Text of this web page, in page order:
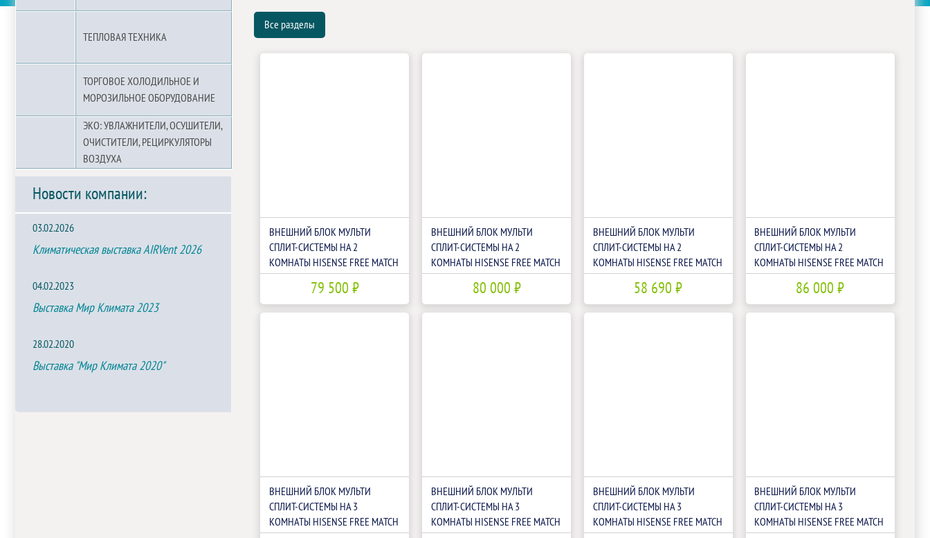
ТЕПЛОВАЯ ТЕХНИКА
ТОРГОВОЕ ХОЛОДИЛЬНОЕ И
МОРОЗИЛЬНОЕ ОБОРУДОВАНИЕ
ЭКО: УВЛАЖНИТЕЛИ, ОСУШИТЕЛИ,
ОЧИСТИТЕЛИ, РЕЦИРКУЛЯТОРЫ
ВОЗДУХА
Новости компании:
03.02.2026
Климатическая выставка AIRVent 2026
04.02.2023
Выставка Мир Климата 2023
28.02.2020
Выставка "Мир Климата 2020"
Все разделы
ВНЕШНИЙ БЛОК МУЛЬТИ
СПЛИТ-СИСТЕМЫ НА 2
КОМНАТЫ HISENSE FREE MATCH
AMW2-14U4RGC
79 500 ₽
ВНЕШНИЙ БЛОК МУЛЬТИ
СПЛИТ-СИСТЕМЫ НА 2
КОМНАТЫ HISENSE FREE MATCH
AMW2-14U4RGC LP
80 000 ₽
ВНЕШНИЙ БЛОК МУЛЬТИ
СПЛИТ-СИСТЕМЫ НА 2
КОМНАТЫ HISENSE FREE MATCH
AMW2-14U4SRE
58 690 ₽
ВНЕШНИЙ БЛОК МУЛЬТИ
СПЛИТ-СИСТЕМЫ НА 2
КОМНАТЫ HISENSE FREE MATCH
AMW2-18U4RXC LP
86 000 ₽
ВНЕШНИЙ БЛОК МУЛЬТИ
СПЛИТ-СИСТЕМЫ НА 3
КОМНАТЫ HISENSE FREE MATCH
ВНЕШНИЙ БЛОК МУЛЬТИ
СПЛИТ-СИСТЕМЫ НА 3
КОМНАТЫ HISENSE FREE MATCH
ВНЕШНИЙ БЛОК МУЛЬТИ
СПЛИТ-СИСТЕМЫ НА 3
КОМНАТЫ HISENSE FREE MATCH
ВНЕШНИЙ БЛОК МУЛЬТИ
СПЛИТ-СИСТЕМЫ НА 3
КОМНАТЫ HISENSE FREE MATCH